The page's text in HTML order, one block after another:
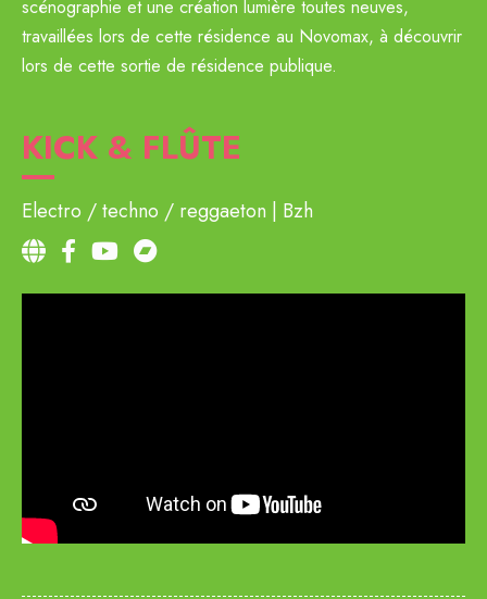
scénographie et une création lumière toutes neuves,
travaillées lors de cette résidence au Novomax, à découvrir
lors de cette sortie de résidence publique.
KICK & FLÛTE
Electro / techno / reggaeton Bzh